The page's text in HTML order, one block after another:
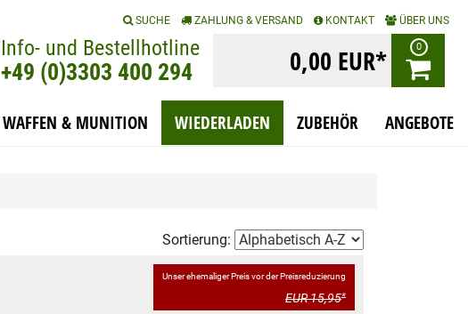
SUCHE ZAHLUNG & VERSAND KONTAKT ÜBER UNS
Info- und Bestellhotline
+49 (0)3303 400 294 0,00 EUR* 0
WAFFEN & MUNITION WIEDERLADEN ZUBEHÖR ANGEBOTE
Sortierung:
Unser ehemaliger Preis vor der Preisreduzierung
EUR 15,95*